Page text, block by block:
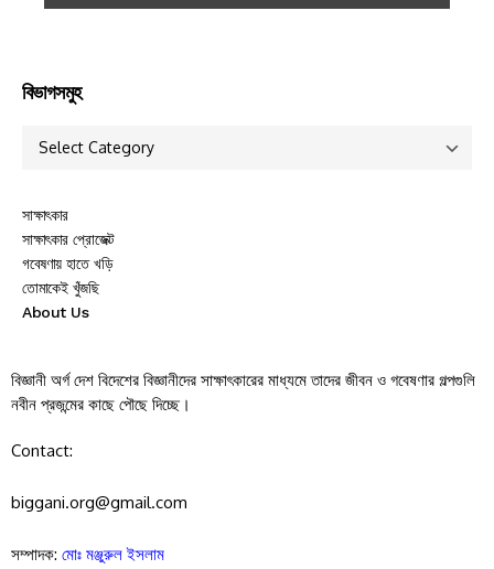
বিভাগসমুহ
সাক্ষাৎকার
সাক্ষাৎকার প্রোজেক্ট
গবেষণায় হাতে খড়ি
তোমাকেই খুঁজছি
About Us
বিজ্ঞানী অর্গ দেশ বিদেশের বিজ্ঞানীদের সাক্ষাৎকারের মাধ্যমে তাদের জীবন ও গবেষণার গল্পগুলি
নবীন প্রজন্মের কাছে পৌছে দিচ্ছে।
Contact:
biggani.org@gmail.com
সম্পাদক: মোঃ মঞ্জুরুল ইসলাম